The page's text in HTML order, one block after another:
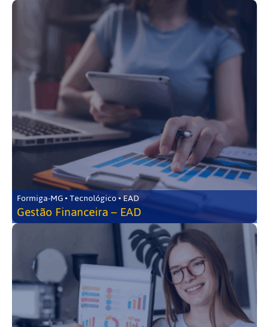
Formiga-MG • Tecnológico • EAD
Gestão Financeira – EAD